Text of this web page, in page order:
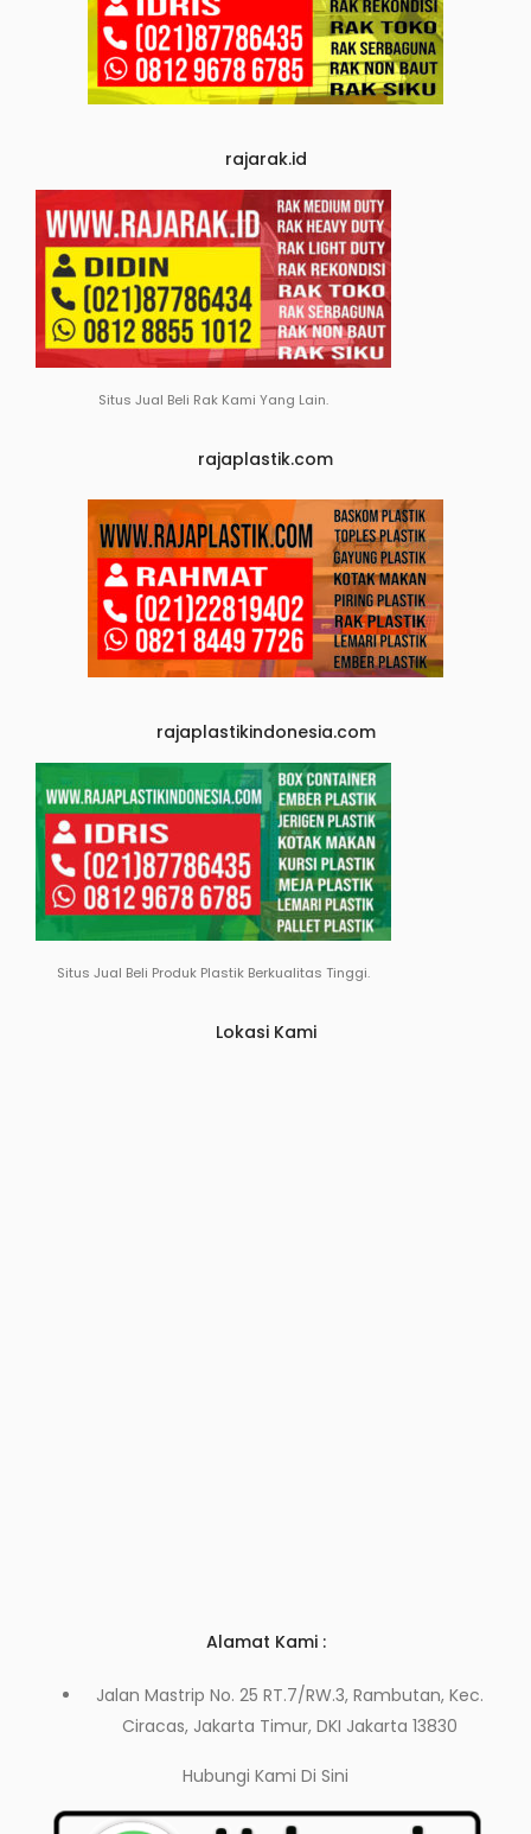
rajarak.id
Situs Jual Beli Rak Kami Yang Lain.
rajaplastik.com
rajaplastikindonesia.com
Situs Jual Beli Produk Plastik Berkualitas Tinggi.
Lokasi Kami
Alamat Kami :
Jalan Mastrip No. 25 RT.7/RW.3, Rambutan, Kec.
Ciracas, Jakarta Timur, DKI Jakarta 13830
Hubungi Kami Di Sini